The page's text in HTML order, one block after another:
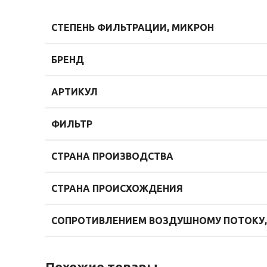
СТЕПЕНЬ ФИЛЬТРАЦИИ, МИКРОН
БРЕНД
АРТИКУЛ
ФИЛЬТР
СТРАНА ПРОИЗВОДСТВА
СТРАНА ПРОИСХОЖДЕНИЯ
СОПРОТИВЛЕНИЕМ ВОЗДУШНОМУ ПОТОКУ,